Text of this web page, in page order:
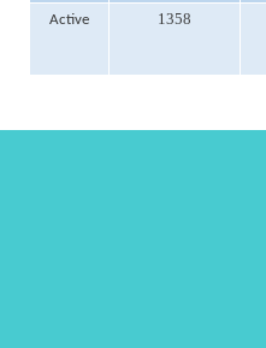
1358
Active